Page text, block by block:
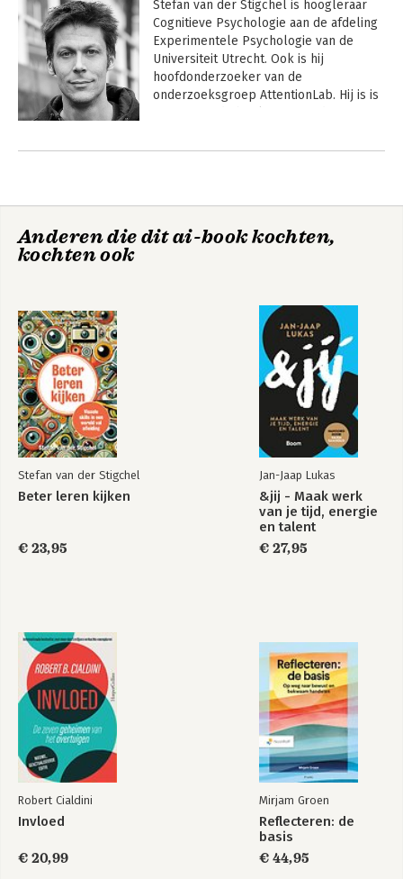
Stefan van der Stigchel is hoogleraar
Cognitieve Psychologie aan de afdeling
Experimentele Psychologie van de
Universiteit Utrecht. Ook is hij
hoofdonderzoeker van de
onderzoeksgroep AttentionLab. Hij is is
aandacht. Zijn werk werd in vele landen
Andere boeken door Stefan van der
Beter leren kijken Beter leren kijken
Grip op je aandacht Concentratie
Bekijk alle boeken
Anderen die dit ai-book kochten,
kochten ook
Stefan van der Stigchel
Beter leren kijken
€ 23,95
Jan-Jaap Lukas
&jij - Maak werk
van je tijd, energie
en talent
€ 27,95
Robert Cialdini
Invloed
€ 20,99
Mirjam Groen
Reflecteren: de
basis
€ 44,95